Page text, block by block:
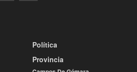
Política
Provincia